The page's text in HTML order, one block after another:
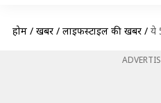
होम / खबरें / लाइफस्टाइल की खबरें / ये 5